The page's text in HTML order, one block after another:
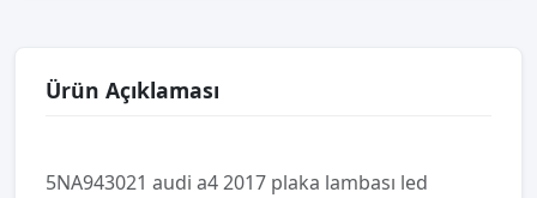
Ürün Açıklaması
5NA943021 audi a4 2017 plaka lambası led